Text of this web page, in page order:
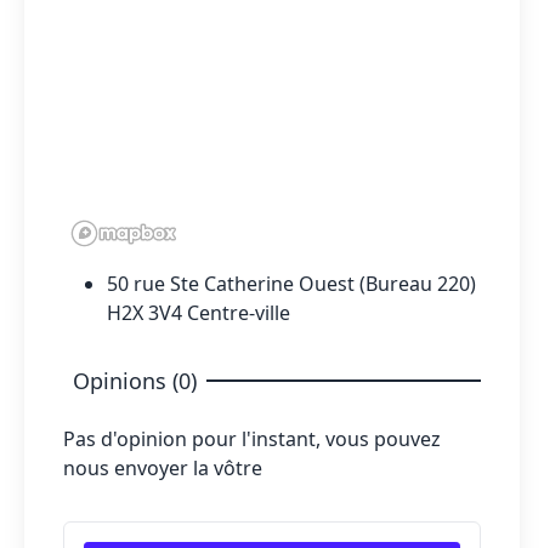
50 rue Ste Catherine Ouest (Bureau 220)
H2X 3V4 Centre-ville
Opinions (0)
Pas d'opinion pour l'instant, vous pouvez
nous envoyer la vôtre